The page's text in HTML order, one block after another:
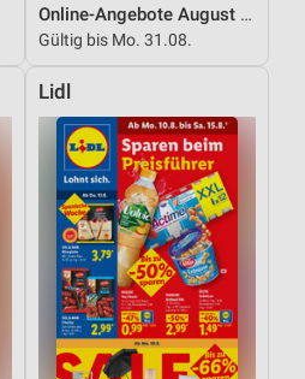
Online-Angebote August 2026
Gültig bis Mo. 31.08.
Lidl